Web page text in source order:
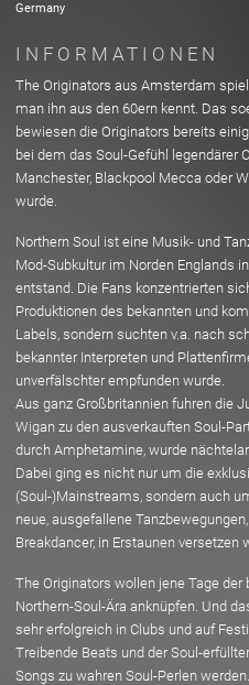
Germany
INFORMATIONEN
The Originators aus Amsterdam
man ihn aus den 60ern kennt. Das
bewiesen die Originators bereits
bei dem das Soul-Gefühl legendärer
Manchester, Blackpool Mecca oder
wurde.
Northern Soul ist eine Musik- und
Mod-Subkultur im Norden Englands
entstand. Die Fans konzentrierten
Produktionen des bekannten und
Labels, sondern suchten v.a. nach
bekannter Interpreten und
unverfälschter empfunden wurde.
Aus ganz Großbritannien fuhren die
Wigan zu den ausverkauften Soul-
durch Amphetamine, wurde
Dabei ging es nicht nur um die
(Soul-)Mainstreams, sondern auch
neue, ausgefallene
Breakdancer, in Erstaunen versetzen
The Originators wollen jene Tage
Northern-Soul-Ära anknüpfen. Und
sehr erfolgreich in Clubs und auf
Treibende Beats und der Soul-
Songs zu wahren Soul-Perlen